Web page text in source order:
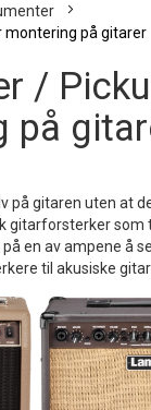
montering på gitarer
/
på
på gitaren uten at
gitarforsterker som
en av ampene å
til akusiske